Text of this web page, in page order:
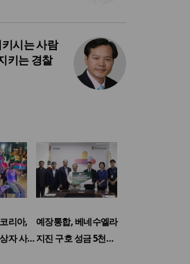
시는 사람
키는 경찰
리아,
자 사…
예장통합, 베네수엘라
지진 구호 성금 5천…